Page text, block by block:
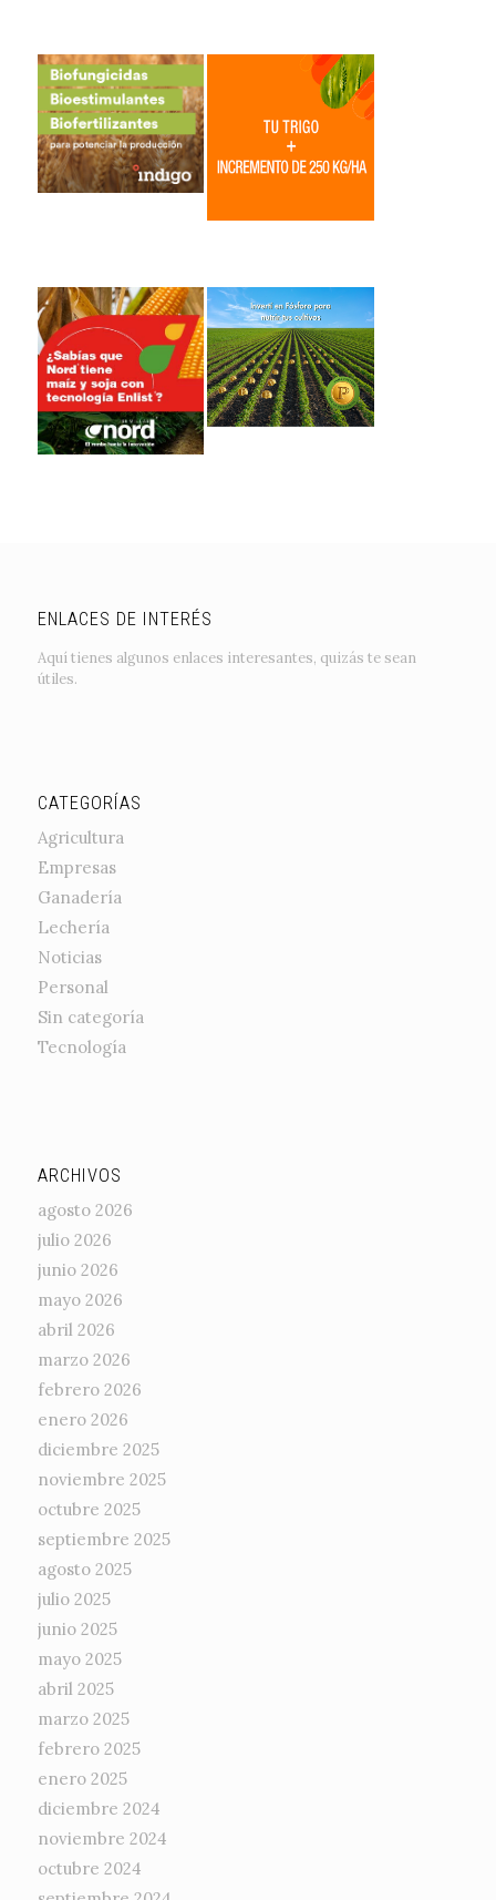
ENLACES DE INTERÉS
Aquí tienes algunos enlaces interesantes, quizás te sean
útiles.
CATEGORÍAS
Agricultura
Empresas
Ganadería
Lechería
Noticias
Personal
Sin categoría
Tecnología
ARCHIVOS
agosto 2026
julio 2026
junio 2026
mayo 2026
abril 2026
marzo 2026
febrero 2026
enero 2026
diciembre 2025
noviembre 2025
octubre 2025
septiembre 2025
agosto 2025
julio 2025
junio 2025
mayo 2025
abril 2025
marzo 2025
febrero 2025
enero 2025
diciembre 2024
noviembre 2024
octubre 2024